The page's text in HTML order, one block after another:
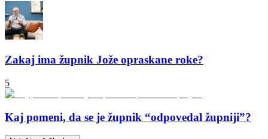
Zakaj ima župnik Jože opraskane roke?
5
Kaj pomeni, da se je župnik “odpovedal župniji”?